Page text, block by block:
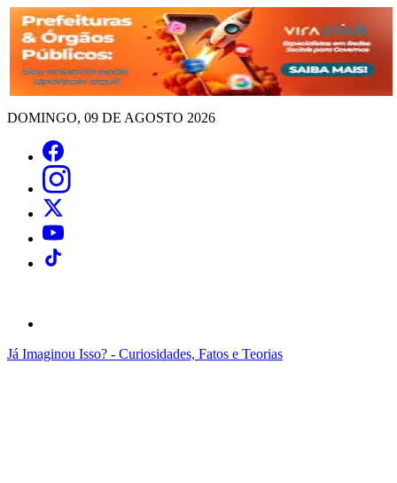
DOMINGO, 09 DE AGOSTO 2026
Já Imaginou Isso? - Curiosidades, Fatos e Teorias